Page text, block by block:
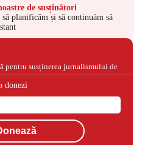
de susținători
planificăm și să continuăm să
pentru susținerea jurnalismului de
donezi